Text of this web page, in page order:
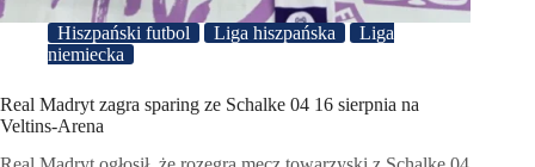
Hiszpański futbol Liga hiszpańska
Liga
niemiecka
Real Madryt zagra sparing ze Schalke 04 16 sierpnia na
Veltins-Arena